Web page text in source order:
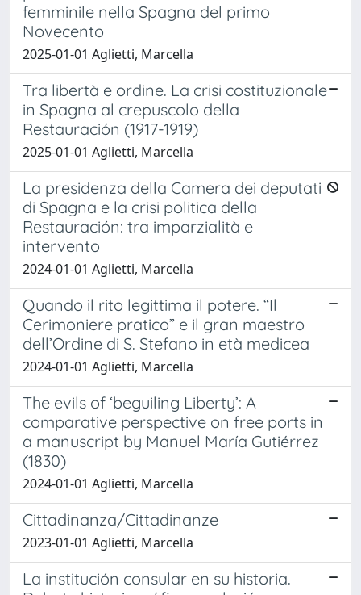
femminile nella Spagna del primo
Novecento
2025-01-01 Aglietti, Marcella
Tra libertà e ordine. La crisi costituzionale
in Spagna al crepuscolo della
Restauración (1917-1919)
2025-01-01 Aglietti, Marcella
La presidenza della Camera dei deputati
di Spagna e la crisi politica della
Restauración: tra imparzialità e
intervento
2024-01-01 Aglietti, Marcella
Quando il rito legittima il potere. “Il
Cerimoniere pratico” e il gran maestro
dell’Ordine di S. Stefano in età medicea
2024-01-01 Aglietti, Marcella
The evils of ‘beguiling Liberty’: A
comparative perspective on free ports in
a manuscript by Manuel María Gutiérrez
(1830)
2024-01-01 Aglietti, Marcella
Cittadinanza/Cittadinanze
2023-01-01 Aglietti, Marcella
La institución consular en su historia.